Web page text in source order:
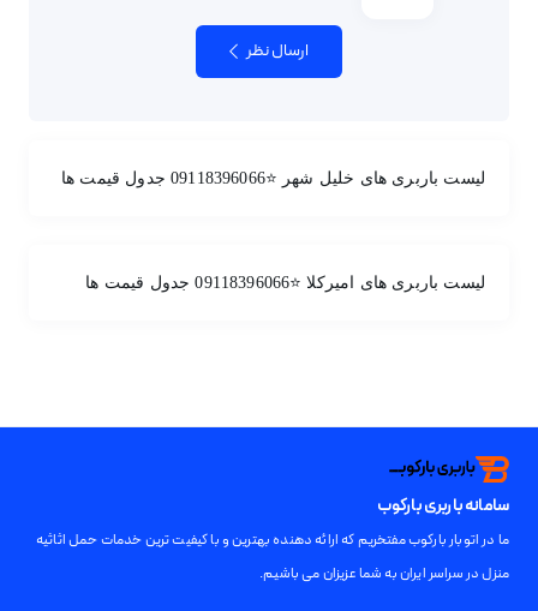
ارسال نظر
لیست باربری های خلیل شهر ⭐️09118396066 جدول قیمت ها
لیست باربری های امیرکلا ⭐️09118396066 جدول قیمت ها
سامانه باربری بارکوب
ما در اتوبار بارکوب مفتخریم که ارائه دهنده بهترین و با کیفیت ترین خدمات حمل اثاثیه
منزل در سراسر ایران به شما عزیزان می باشیم.